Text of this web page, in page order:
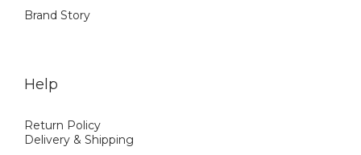
Brand Story
Help
Return Policy
Delivery & Shipping